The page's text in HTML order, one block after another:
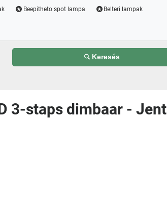
Beepitheto spot lampa Belteri lampak
Keresés
3-staps dimbaar - Jent